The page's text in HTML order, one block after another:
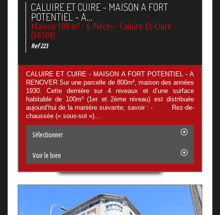
CALUIRE ET CUIRE - MAISON A FORT
POTENTIEL - A...
Maison 100 m² - 6 Pièces - Caluire-Et-Cuire
(69300)
Ref 223
CALUIRE ET CUIRE - MAISON A FORT POTENTIEL - A
RENOVER Sur une parcelle de 800m², maison des années
1930. Cette dernière sur 4 niveaux et d’une surface
habitable de 100m² (1er et 2ème niveau) est distribuée
aujourd’hui de la manière suivante, savoir : - Rez-de-
chaussée (« sous-sol »)...
Sélectionner
Voir le bien